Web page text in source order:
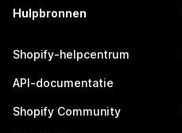
Hulpbronnen
Shopify-helpcentrum
API-documentatie
Shopify Community